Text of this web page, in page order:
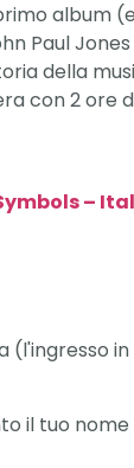
album
Paul
della
con 2 ore
–
(l'ingresso
il tuo